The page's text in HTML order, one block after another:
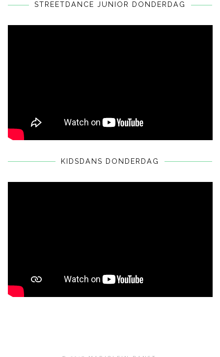
STREETDANCE JUNIOR DONDERDAG
KIDSDANS DONDERDAG